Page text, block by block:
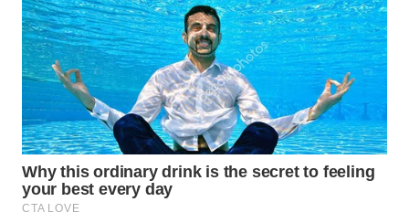
WN
MAJALENGKA
WN
SUBANG
WN
SUKABUMI
WN